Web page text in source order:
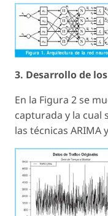
3. Desarrollo de
En la Figura 2 se
capturada y la cual
las técnicas ARIMA